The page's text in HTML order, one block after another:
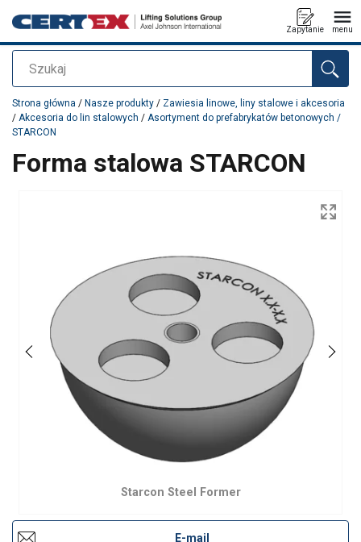
Szukaj
Zapytanie menu
Dodano do zapytania
Strona główna / Nasze produkty / Zawiesia linowe, liny stalowe i akcesoria
/ Akcesoria do lin stalowych / Asortyment do prefabrykatów betonowych /
STARCON
Forma stalowa STARCON
Starcon Steel Former
E-mail